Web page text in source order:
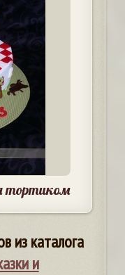
тортиком
из каталога
и